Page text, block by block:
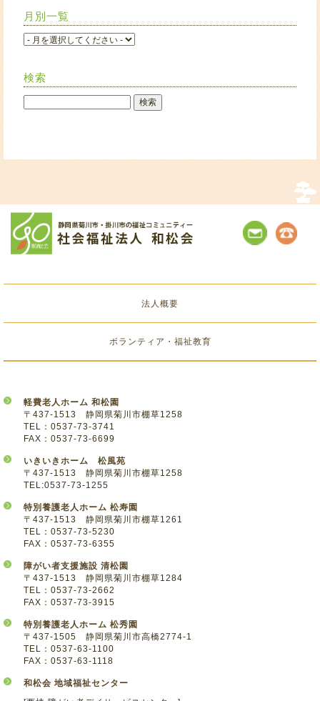
月別一覧
検索
法人概要
ボランティア・福祉教育
軽費老人ホーム 和松園
〒437-1513 静岡県菊川市棚草1258
TEL：0537-73-3741
FAX：0537-73-6699
いきいきホーム 松風苑
〒437-1513 静岡県菊川市棚草1258
TEL:0537-73-1255
特別養護老人ホーム 松寿園
〒437-1513 静岡県菊川市棚草1261
TEL：0537-73-5230
FAX：0537-73-6355
障がい者支援施設 清松園
〒437-1513 静岡県菊川市棚草1284
TEL：0537-73-2662
FAX：0537-73-3915
特別養護老人ホーム 松秀園
〒437-1505 静岡県菊川市高橋2774-1
TEL：0537-63-1100
FAX：0537-63-1118
和松会 地域福祉センター